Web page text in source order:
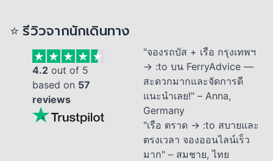
⭐ รีวิวจากนักเดินทาง
4.2 out of 5
based on 57
reviews
"จองรถบัส + เรือ กรุงเทพฯ
→ :to บน FerryAdvice —
สะดวกมากและจัดการดี
แนะนำเลย!" – Anna,
Germany
"เรือ ตราด → :to สบายและ
ตรงเวลา จองออนไลน์เร็ว
มาก" – สมชาย, ไทย